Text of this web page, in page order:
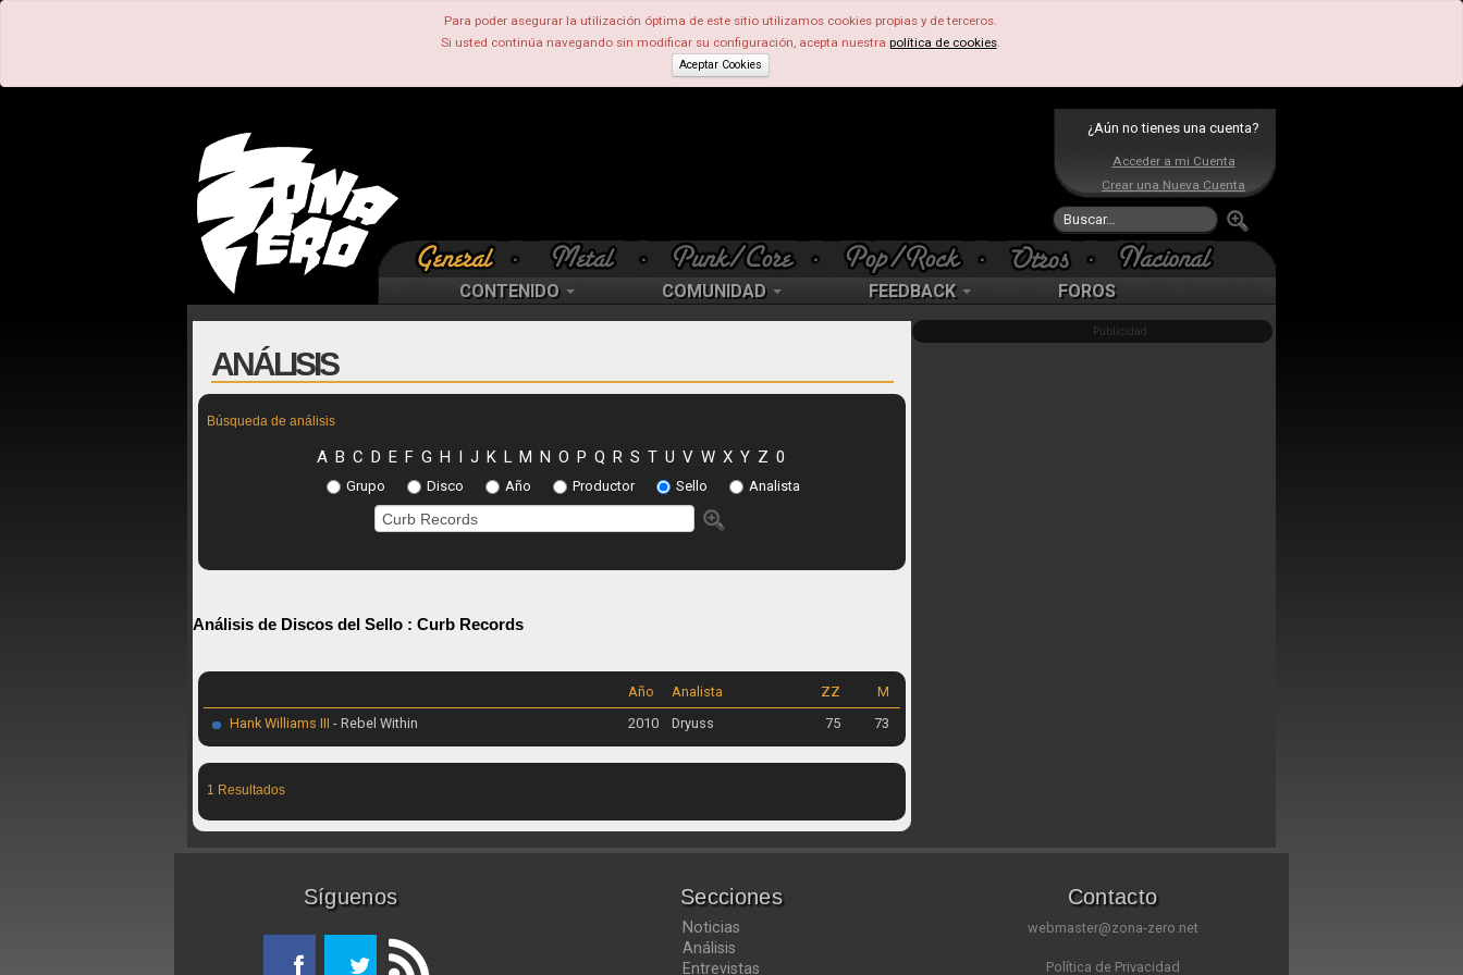
Para poder asegurar la utilización óptima de este sitio utilizamos cookies propias y de terceros.
Si usted continúa navegando sin modificar su configuración, acepta nuestra política de cookies.
Aceptar Cookies
¿Aún no tienes una cuenta?
Acceder a mi Cuenta
Crear una Nueva Cuenta
CONTENIDO COMUNIDAD FEEDBACK FOROS
ANÁLISIS
Búsqueda de análisis
A B C D E F G H I J K L M N O P Q R S T U V W X Y Z 0
Grupo Disco Año Productor Sello Analista
Análisis de Discos del Sello : Curb Records
M
ZZ
Analista
Año
Hank Williams III - Rebel Within 73
75
Dryuss
2010
1 Resultados
Publicidad
Síguenos Secciones
Noticias
Análisis
Entrevistas
Contacto
webmaster@zona-zero.net
Política de Privacidad